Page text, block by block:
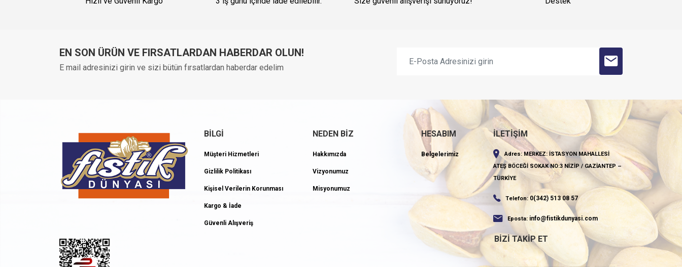
EN SON ÜRÜN VE FIRSATLARDAN HABERDAR OLUN!
E mail adresinizi girin ve sizi bütün fırsatlardan haberdar edelim
BİLGİ
Müşteri Hizmetleri
Gizlilik Politikası
Kişisel Verilerin Korunması
Kargo & İade
Güvenli Alışveriş
NEDEN BİZ
Hakkımızda
Vizyonumuz
Misyonumuz
HESABIM
Belgelerimiz
İLETİŞİM
Adres: MERKEZ: İSTASYON MAHALLESİ
ATEŞ BÖCEĞİ SOKAK NO:3 NİZİP / GAZİANTEP –
TÜRKİYE
Telefon: 0(342) 513 08 57
Eposta: info@fistikdunyasi.com
BIZI TAKIP ET